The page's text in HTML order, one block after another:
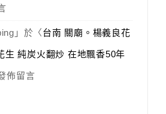
」於〈台南 關廟。楊義良花
生 純炭火翻炒 在地飄香50年
佈留言